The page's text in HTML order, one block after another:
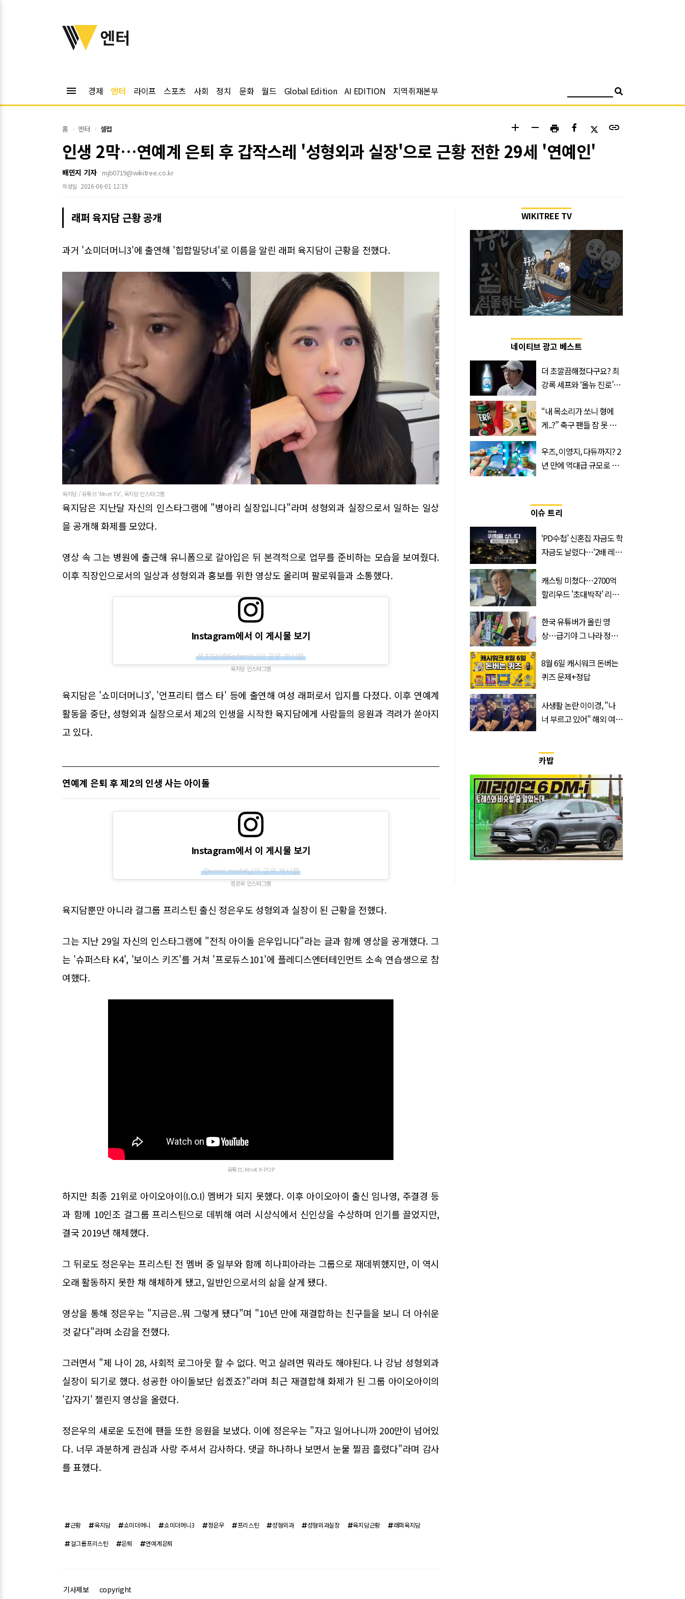
위키트리
엔터
menu 경제 엔터 라이프 스포츠 사회 정치 문화 월드 Global Edition AI EDITION 지역취재본부
홈 엔터 셀럽 add remove print link
인생 2막…연예계 은퇴 후 갑작스레 '성형외과 실장'으로 근황 전한 29세 '연예인'
배민지 기자 mjb0719@wikitree.co.kr
작성일 2026-06-01 12:19
래퍼 육지담 근황 공개
과거 '쇼미더머니3'에 출연해 '힙합밀당녀'로 이름을 알린 래퍼 육지담이 근황을 전했다.
육지담 / 유튜브 'Mnet TV', 육지담 인스타그램
육지담은 지난달 자신의 인스타그램에 "병아리 실장입니다"라며 성형외과 실장으로서 일하는 일상
을 공개해 화제를 모았다.
영상 속 그는 병원에 출근해 유니폼으로 갈아입은 뒤 본격적으로 업무를 준비하는 모습을 보여줬다.
이후 직장인으로서의 일상과 성형외과 홍보를 위한 영상도 올리며 팔로워들과 소통했다.
Instagram에서 이 게시물 보기
육지담(@6gdam)님의 공유 게시물
육지담 인스타그램
육지담은 '쇼미더머니3', '언프리티 랩스 타' 등에 출연해 여성 래퍼로서 입지를 다졌다. 이후 연예계
활동을 중단, 성형외과 실장으로서 제2의 인생을 시작한 육지담에게 사람들의 응원과 격려가 쏟아지
고 있다.
연예계 은퇴 후 제2의 인생 사는 아이돌
Instagram에서 이 게시물 보기
@woori.model님의 공유 게시물
정은우 인스타그램
육지담뿐만 아니라 걸그룹 프리스틴 출신 정은우도 성형외과 실장이 된 근황을 전했다.
그는 지난 29일 자신의 인스타그램에 "전직 아이돌 은우입니다"라는 글과 함께 영상을 공개했다. 그
는 '슈퍼스타 K4', '보이스 키즈'를 거쳐 '프로듀스101'에 플레디스엔터테인먼트 소속 연습생으로 참
여했다.
유튜브, Mnet K-POP
하지만 최종 21위로 아이오아이(I.O.I) 멤버가 되지 못했다. 이후 아이오아이 출신 임나영, 주결경 등
과 함께 10인조 걸그룹 프리스틴으로 데뷔해 여러 시상식에서 신인상을 수상하며 인기를 끌었지만,
결국 2019년 해체했다.
그 뒤로도 정은우는 프리스틴 전 멤버 중 일부와 함께 히나피아라는 그룹으로 재데뷔했지만, 이 역시
오래 활동하지 못한 채 해체하게 됐고, 일반인으로서의 삶을 살게 됐다.
영상을 통해 정은우는 "지금은..뭐 그렇게 됐다"며 "10년 만에 재결합하는 친구들을 보니 더 아쉬운
것 같다"라며 소감을 전했다.
그러면서 "제 나이 28, 사회적 로그아웃 할 수 없다. 먹고 살려면 뭐라도 해야된다. 나 강남 성형외과
실장이 되기로 했다. 성공한 아이돌보단 쉽겠죠?"라며 최근 재결합해 화제가 된 그룹 아이오아이의
'갑자기' 챌린지 영상을 올렸다.
정은우의 새로운 도전에 팬들 또한 응원을 보냈다. 이에 정은우는 "자고 일어나니까 200만이 넘어있
다. 너무 과분하게 관심과 사랑 주셔서 감사하다. 댓글 하나하나 보면서 눈물 찔끔 흘렸다"라며 감사
를 표했다.
근황 육지담 쇼미더머니 쇼미더머니3 정은우 프리스틴 성형외과 성형외과실장 육지담근황 래퍼육지담
걸그룹프리스틴 은퇴 연예계은퇴
기사제보 copyright
WIKITREE TV
네이티브 광고 베스트
더 초깔끔해졌다구요? 최
강록 셰프와 ‘올뉴 진로’의
“내 목소리가 쏘니 형에
게..?” 축구 팬들 잠 못 들
트
우즈, 이영지, 다듀까지? 2
년 만에 역대급 규모로 돌
이슈 트리
‘PD수첩’ 신혼집 자금도 학
자금도 날렸다…‘2배 레버
캐스팅 미쳤다…2700억
할리우드 '초대박작' 리메
한국 유튜버가 올린 영
상…급기야 그 나라 정부
8월 6일 캐시워크 돈버는
퀴즈 문제+정답
사생활 논란 이이경, "나
너 부르고 있어" 해외 여배
카밥